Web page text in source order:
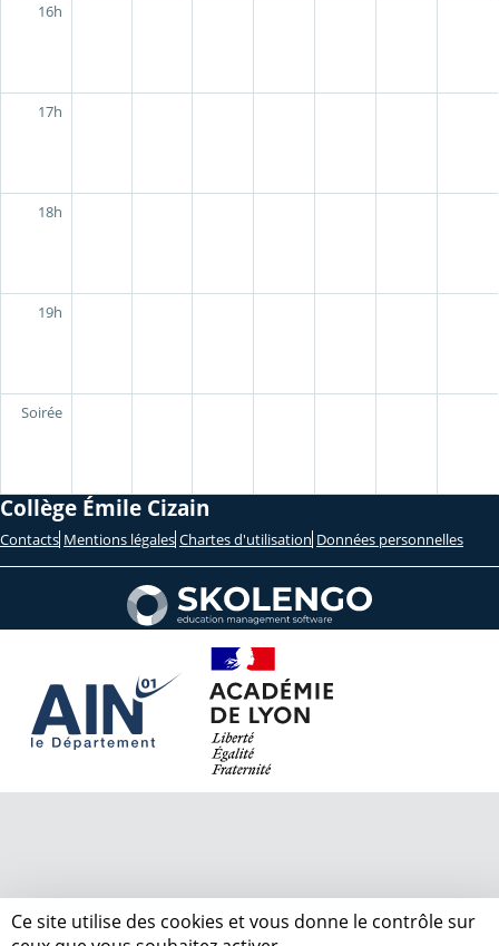
16h
17h
18h
19h
Soirée
Collège Émile Cizain
Contacts Mentions légales Chartes d'utilisation Données personnelles
Ce site utilise des cookies et vous donne le contrôle sur